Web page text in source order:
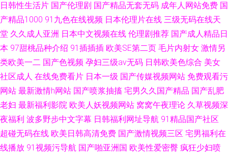
日韩性生活片 国产伦理剧 国产精品无套无码 成年人网站免费 国
产精品1000 91九色在线视频 日本伦理片在线 三级无码在线天
堂 久久成人亚洲 日本中文视频在线 伦理剧推荐 国产成人精品日
本 97甜桃品种介绍 91插插插 欧美SE第二页 毛片内射女 激情另
类欧美一二 国产色视频 孕妇三级av无码 日韩欧美色综合 美女
社区成人 在线免费看片 日本一级 国产传媒视频网站 免费观看污
网站 最新激情h网站 国产喷浆抽搐 宅男久久国产精品 国产乱肥
老妇 最新福利影院 欧美人妖视频网站 窝窝午夜理论 久草视频深
夜福利 波多野步中文字幕 日韩福利网址导航 91精品国产社区
超碰无码在线 欧美日韩高清免费 国产激情视频三区 宅男福利在
线播放 91视频污导航 国产啪亚洲国 欧美性爱密臀 疯狂少妇喷